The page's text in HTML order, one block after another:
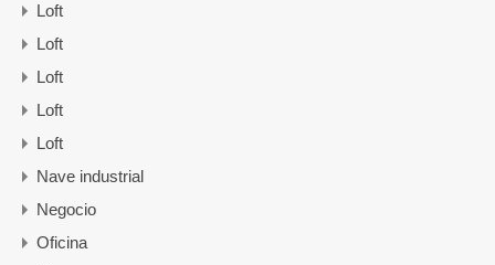
Loft
Loft
Loft
Loft
Loft
Nave industrial
Negocio
Oficina